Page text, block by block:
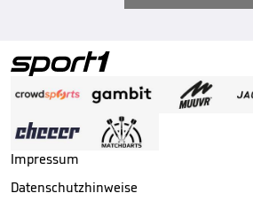
Impressum
Datenschutzhinweise